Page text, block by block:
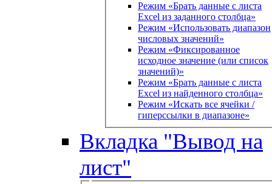
Режим «Брать данные с листа
Excel из заданного столбца»
Режим «Использовать диапазон
числовых значений»
Режим «Фиксированное
исходное значение (или список
значений)»
Режим «Брать данные с листа
Excel из найденного столбца»
Режим «Искать все ячейки /
гиперссылки в диапазоне»
Вкладка "Вывод на
лист"